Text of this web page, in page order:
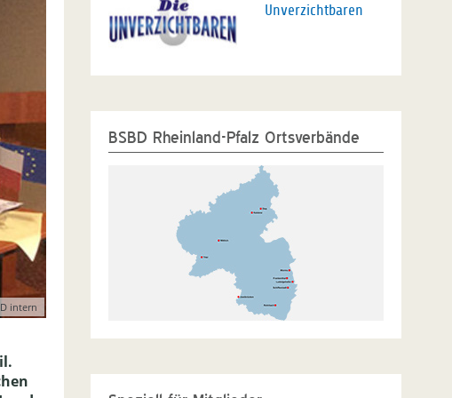
intern
Unverzichtbaren
BSBD Rheinland-Pfalz Ortsverbände